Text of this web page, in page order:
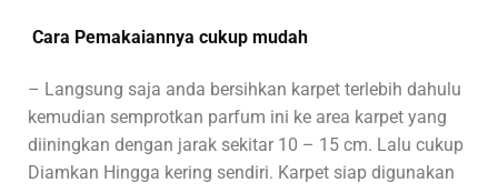
Cara Pemakaiannya cukup mudah
– Langsung saja anda bersihkan karpet terlebih dahulu
kemudian semprotkan parfum ini ke area karpet yang
diiningkan dengan jarak sekitar 10 – 15 cm. Lalu cukup
Diamkan Hingga kering sendiri. Karpet siap digunakan